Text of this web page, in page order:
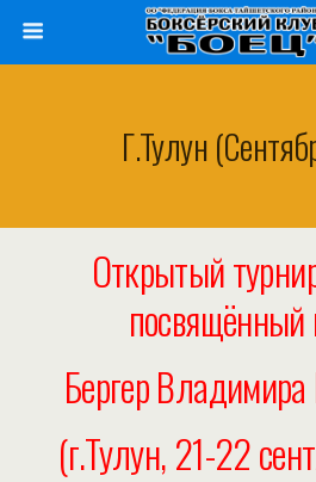
Г.Тулун
Открытый
Бергер
(г.Тулун, 21-22